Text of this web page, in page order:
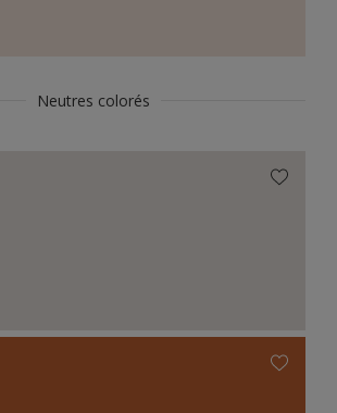
Neutres colorés